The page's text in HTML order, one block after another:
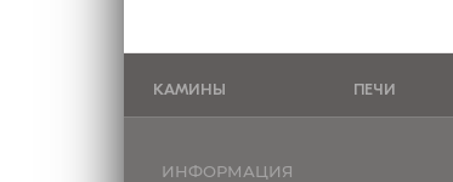
КАМИНЫ ПЕЧИ
ИНФОРМАЦИЯ